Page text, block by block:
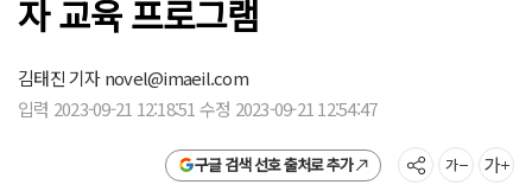
자 교육 프로그램
김태진 기자novel@imaeil.com
입력 2023-09-21 12:18:51 수정 2023-09-21 12:54:47
구글 검색 선호 출처로 추가